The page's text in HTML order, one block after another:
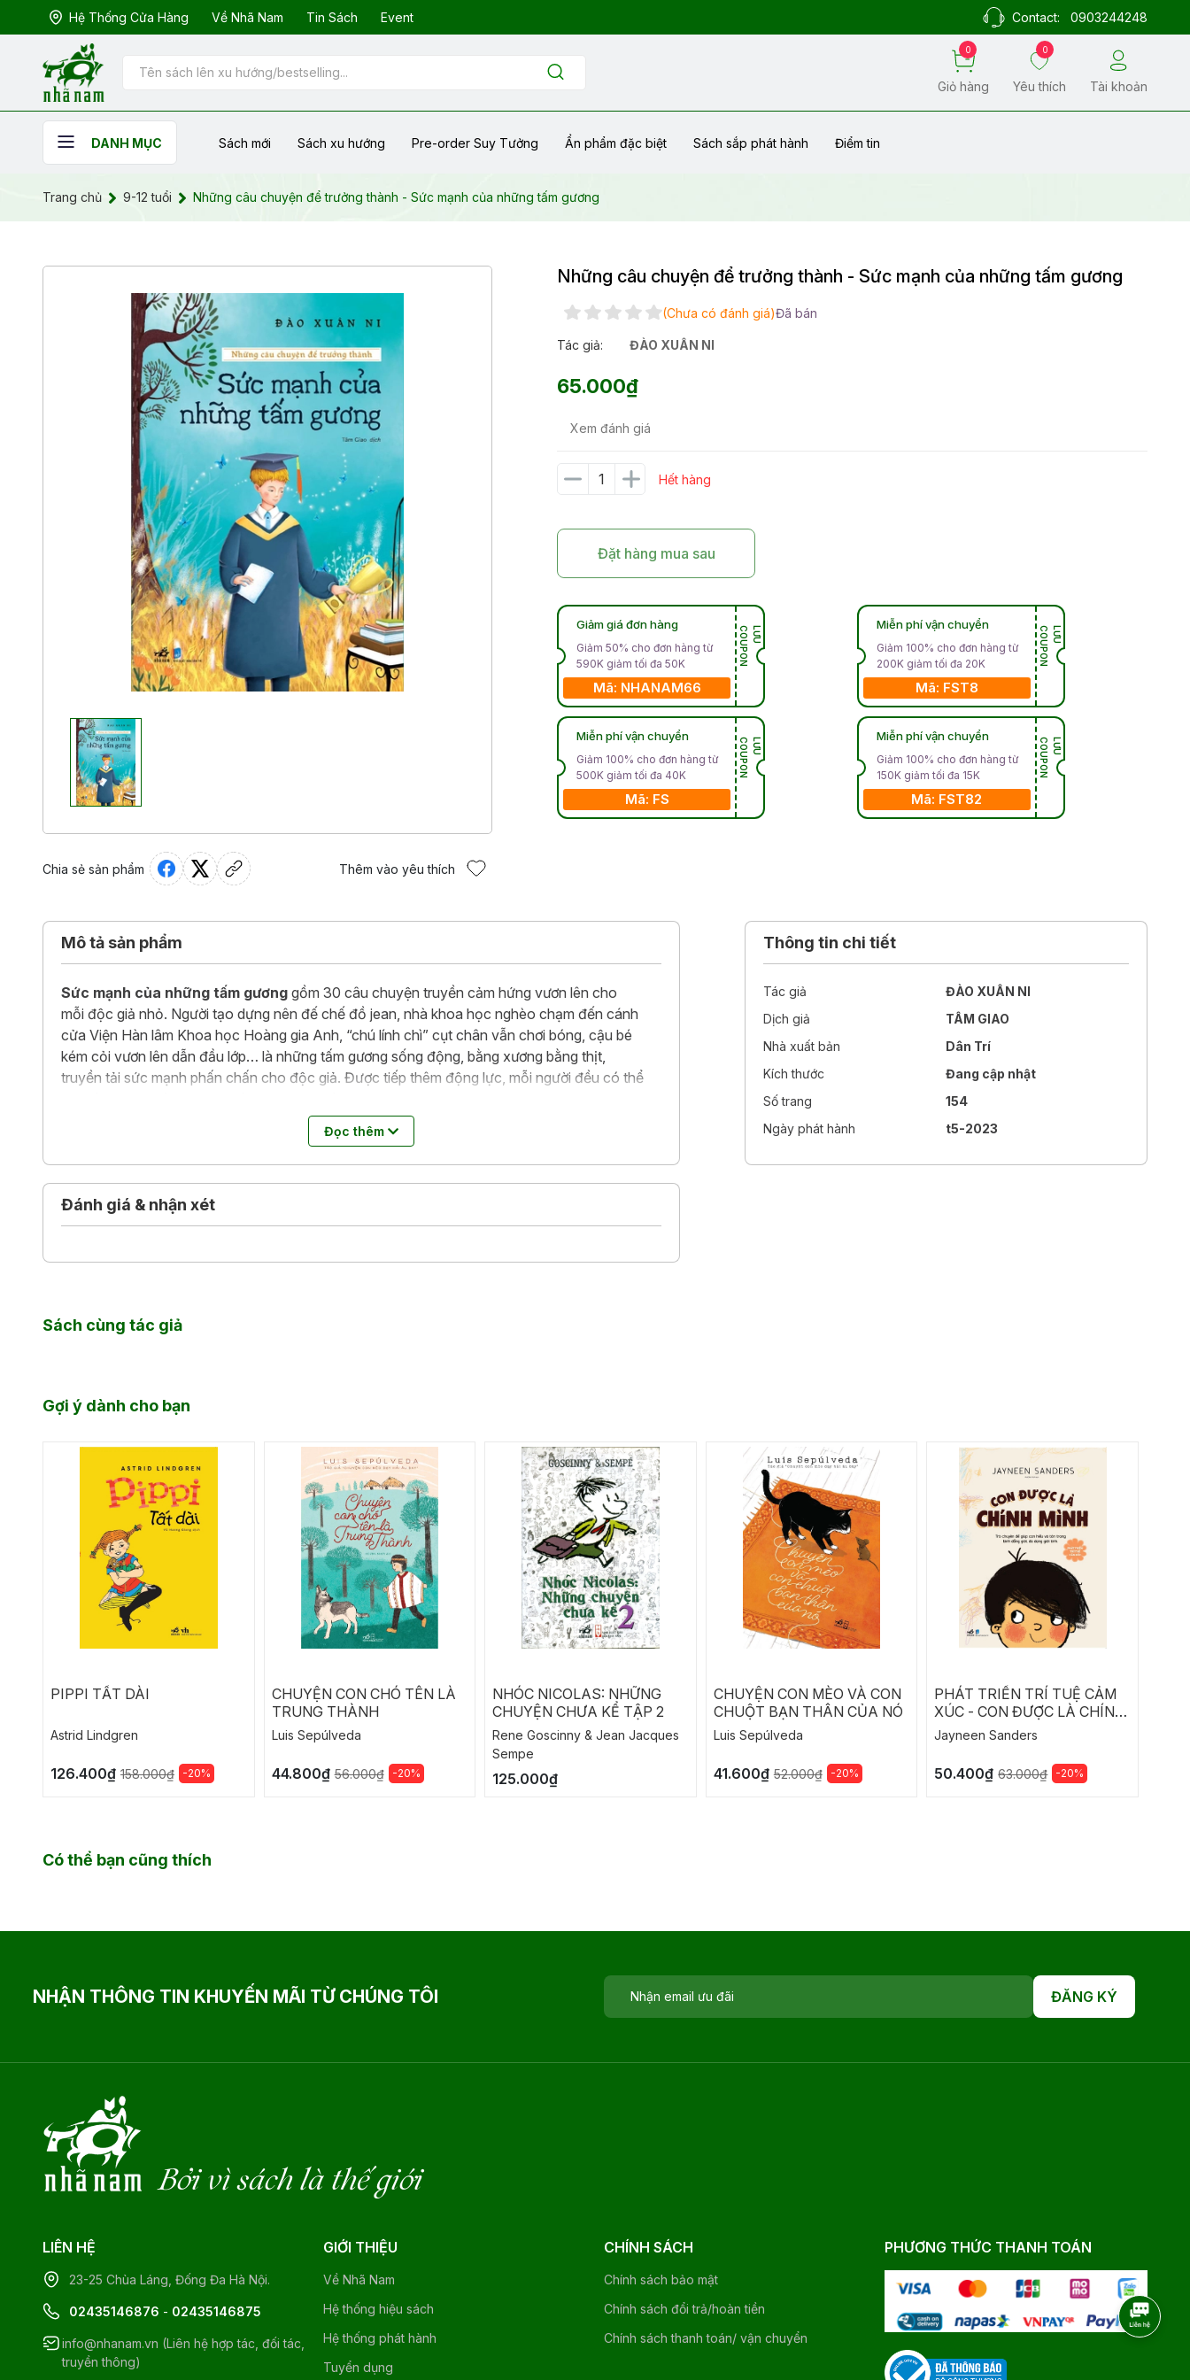
Hệ Thống Cửa Hàng Về Nhã Nam Tin Sách Event Contact: 0903244248
0
Giỏ hàng
0
Yêu thích Tài khoản
DANH MỤC Sách mới Sách xu hướng Pre-order Suy Tưởng Ẩn phẩm đặc biệt Sách sắp phát hành Điểm tin
Trang chủ 9-12 tuổi Những câu chuyện để trưởng thành - Sức mạnh của những tấm gương
Chia sẻ sản phẩm Thêm vào yêu thích
Những câu chuyện để trưởng thành - Sức mạnh của những tấm gương
(Chưa có đánh giá)Đã bán
Tác giả: ĐÀO XUÂN NI
65.000₫
Xem đánh giá
Hết hàng
Đặt hàng mua sau
Giảm giá đơn hàng
Giảm 50% cho đơn hàng từ
590K giảm tối đa 50K
Mã: NHANAM66
L
Ư
U
C
O
U
P
O
N
Miễn phí vận chuyển
Giảm 100% cho đơn hàng từ
500K giảm tối đa 40K
Mã: FS
L
Ư
U
C
O
U
P
O
N
Miễn phí vận chuyển
Giảm 100% cho đơn hàng từ
200K giảm tối đa 20K
Mã: FST8
L
Ư
U
C
O
U
P
O
N
Miễn phí vận chuyển
Giảm 100% cho đơn hàng từ
150K giảm tối đa 15K
Mã: FST82
L
Ư
U
C
O
U
P
O
N
Mô tả sản phẩm
Sức mạnh của những tấm gương gồm 30 câu chuyện truyền cảm hứng vươn lên cho
mỗi độc giả nhỏ. Người tạo dựng nên đế chế đồ jean, nhà khoa học nghèo chạm đến cánh
cửa Viện Hàn lâm Khoa học Hoàng gia Anh, “chú lính chì” cụt chân vẫn chơi bóng, cậu bé
kém cỏi vươn lên dẫn đầu lớp… là những tấm gương sống động, bằng xương bằng thịt,
truyền tải sức mạnh phấn chấn cho độc giả. Được tiếp thêm động lực, mỗi người đều có thể
Những câu chuyện để trưởng thành
Đọc thêm
Đánh giá & nhận xét
Thông tin chi tiết
Tác giả
ĐÀO XUÂN NI
Dịch giả
TÂM GIAO
Nhà xuất bản
Dân Trí
Kích thước
Đang cập nhật
Số trang
154
Ngày phát hành
t5-2023
Sách cùng tác giả
Gợi ý dành cho bạn
PIPPI TẤT DÀI
Astrid Lindgren
126.400₫ 158.000₫ -20%
CHUYỆN CON CHÓ TÊN LÀ
TRUNG THÀNH
Luis Sepúlveda
44.800₫ 56.000₫ -20%
NHÓC NICOLAS: NHỮNG
CHUYỆN CHƯA KỂ TẬP 2
Rene Goscinny & Jean Jacques
Sempe
125.000₫
CHUYỆN CON MÈO VÀ CON
CHUỘT BẠN THÂN CỦA NÓ
Luis Sepúlveda
41.600₫ 52.000₫ -20%
PHÁT TRIỂN TRÍ TUỆ CẢM
XÚC - CON ĐƯỢC LÀ CHÍNH
MÌNH
Jayneen Sanders
50.400₫ 63.000₫ -20%
Có thể bạn cũng thích
NHẬN THÔNG TIN KHUYẾN MÃI TỪ CHÚNG TÔI ĐĂNG KÝ
Bởi vì sách là thế giới
LIÊN HỆ
23-25 Chùa Láng, Đống Đa Hà Nội.
02435146876 - 02435146875
info@nhanam.vn (Liên hệ hợp tác, đối tác,
truyền thông)
GIỚI THIỆU
Về Nhã Nam
Hệ thống hiệu sách
Hệ thống phát hành
Tuyển dụng
CHÍNH SÁCH
Chính sách bảo mật
Chính sách đổi trả/hoàn tiền
Chính sách thanh toán/ vận chuyển
PHƯƠNG THỨC THANH TOÁN